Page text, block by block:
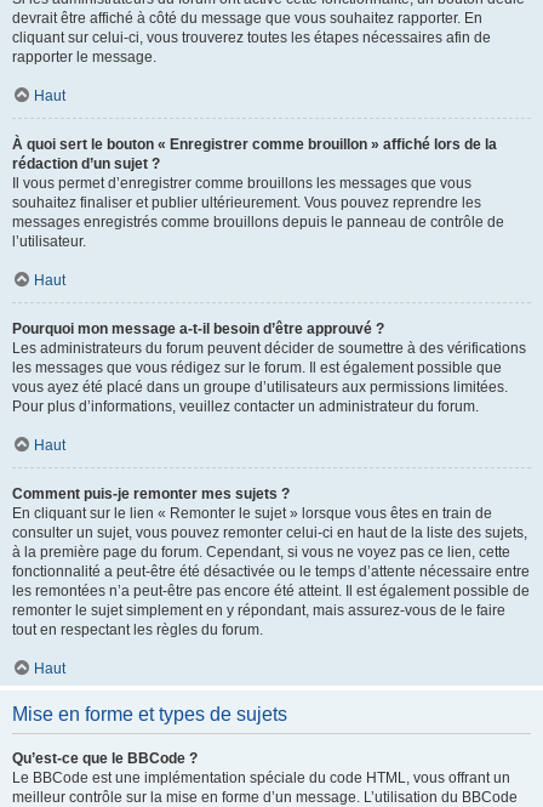
devrait être affiché à côté du message que vous souhaitez rapporter. En
cliquant sur celui-ci, vous trouverez toutes les étapes nécessaires afin de
rapporter le message.
Haut
À quoi sert le bouton « Enregistrer comme brouillon » affiché lors de la
rédaction d’un sujet ?
Il vous permet d’enregistrer comme brouillons les messages que vous
souhaitez finaliser et publier ultérieurement. Vous pouvez reprendre les
messages enregistrés comme brouillons depuis le panneau de contrôle de
l’utilisateur.
Haut
Pourquoi mon message a-t-il besoin d’être approuvé ?
Les administrateurs du forum peuvent décider de soumettre à des vérifications
les messages que vous rédigez sur le forum. Il est également possible que
vous ayez été placé dans un groupe d’utilisateurs aux permissions limitées.
Pour plus d’informations, veuillez contacter un administrateur du forum.
Haut
Comment puis-je remonter mes sujets ?
En cliquant sur le lien « Remonter le sujet » lorsque vous êtes en train de
consulter un sujet, vous pouvez remonter celui-ci en haut de la liste des sujets,
à la première page du forum. Cependant, si vous ne voyez pas ce lien, cette
fonctionnalité a peut-être été désactivée ou le temps d’attente nécessaire entre
les remontées n’a peut-être pas encore été atteint. Il est également possible de
remonter le sujet simplement en y répondant, mais assurez-vous de le faire
tout en respectant les règles du forum.
Haut
Mise en forme et types de sujets
Qu’est-ce que le BBCode ?
Le BBCode est une implémentation spéciale du code HTML, vous offrant un
meilleur contrôle sur la mise en forme d’un message. L’utilisation du BBCode